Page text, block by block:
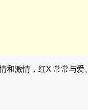
和激情，红X 常常与